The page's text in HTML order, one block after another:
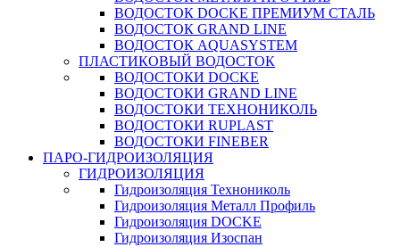
ВОДОСТОК DOCKE ПРЕМИУМ СТАЛЬ
ВОДОСТОК GRAND LINE
ВОДОСТОК AQUASYSTEM
ПЛАСТИКОВЫЙ ВОДОСТОК
ВОДОСТОКИ DOCKE
ВОДОСТОКИ GRAND LINE
ВОДОСТОКИ ТЕХНОНИКОЛЬ
ВОДОСТОКИ RUPLAST
ВОДОСТОКИ FINEBER
ПАРО-ГИДРОИЗОЛЯЦИЯ
ГИДРОИЗОЛЯЦИЯ
Гидроизоляция Технониколь
Гидроизоляция Металл Профиль
Гидроизоляция DOCKE
Гидроизоляция Изоспан